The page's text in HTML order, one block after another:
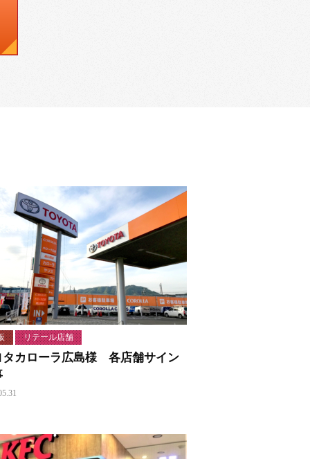
リテール店舗
タカローラ広島様 各店舗サイン